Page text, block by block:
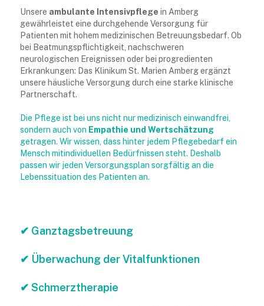
Unsere ambulante Intensivpflege in Amberg
gewährleistet eine durchgehende Versorgung für
Patienten mit hohem medizinischen Betreuungsbedarf. Ob
bei Beatmungspflichtigkeit, nachschweren
neurologischen Ereignissen oder bei progredienten
Erkrankungen: Das Klinikum St. Marien Amberg ergänzt
unsere häusliche Versorgung durch eine starke klinische
Partnerschaft.
Die Pflege ist bei uns nicht nur medizinisch einwandfrei,
sondern auch von Empathie und Wertschätzung
getragen. Wir wissen, dass hinter jedem Pflegebedarf ein
Mensch mitindividuellen Bedürfnissen steht. Deshalb
passen wir jeden Versorgungsplan sorgfältig an die
Lebenssituation des Patienten an.
✔ Ganztagsbetreuung
✔ Überwachung der Vitalfunktionen
✔ Schmerztherapie